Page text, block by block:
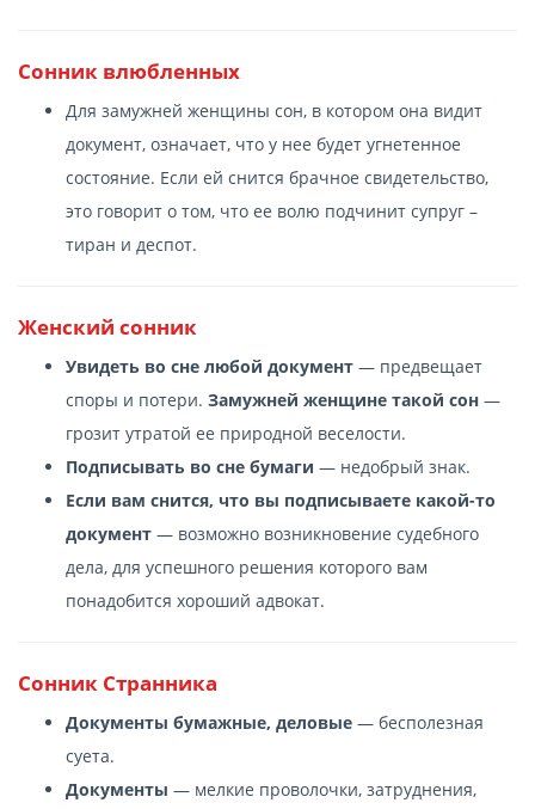
Сонник влюбленных
Для замужней женщины сон, в котором она видит
документ, означает, что у нее будет угнетенное
состояние. Если ей снится брачное свидетельство,
это говорит о том, что ее волю подчинит супруг –
тиран и деспот.
Женский сонник
Увидеть во сне любой документ — предвещает
споры и потери. Замужней женщине такой сон —
грозит утратой ее природной веселости.
Подписывать во сне бумаги — недобрый знак.
Если вам снится, что вы подписываете какой-то
документ — возможно возникновение судебного
дела, для успешного решения которого вам
понадобится хороший адвокат.
Сонник Странника
Документы бумажные, деловые — бесполезная
суета.
Документы — мелкие проволочки, затруднения,